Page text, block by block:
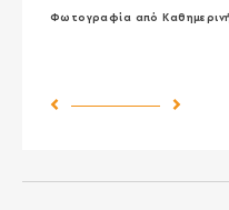
Φωτογραφία από Καθημερινή
Previous Post Next